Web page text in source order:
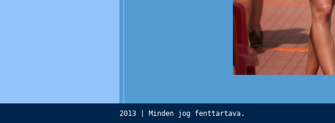
2013 | Minden jog fenttartava.